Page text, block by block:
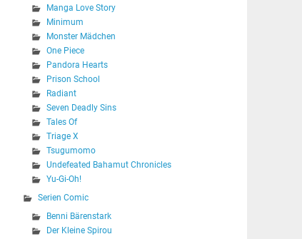
Manga Love Story
Minimum
Monster Mädchen
One Piece
Pandora Hearts
Prison School
Radiant
Seven Deadly Sins
Tales Of
Triage X
Tsugumomo
Undefeated Bahamut Chronicles
Yu-Gi-Oh!
Serien Comic
Benni Bärenstark
Der Kleine Spirou